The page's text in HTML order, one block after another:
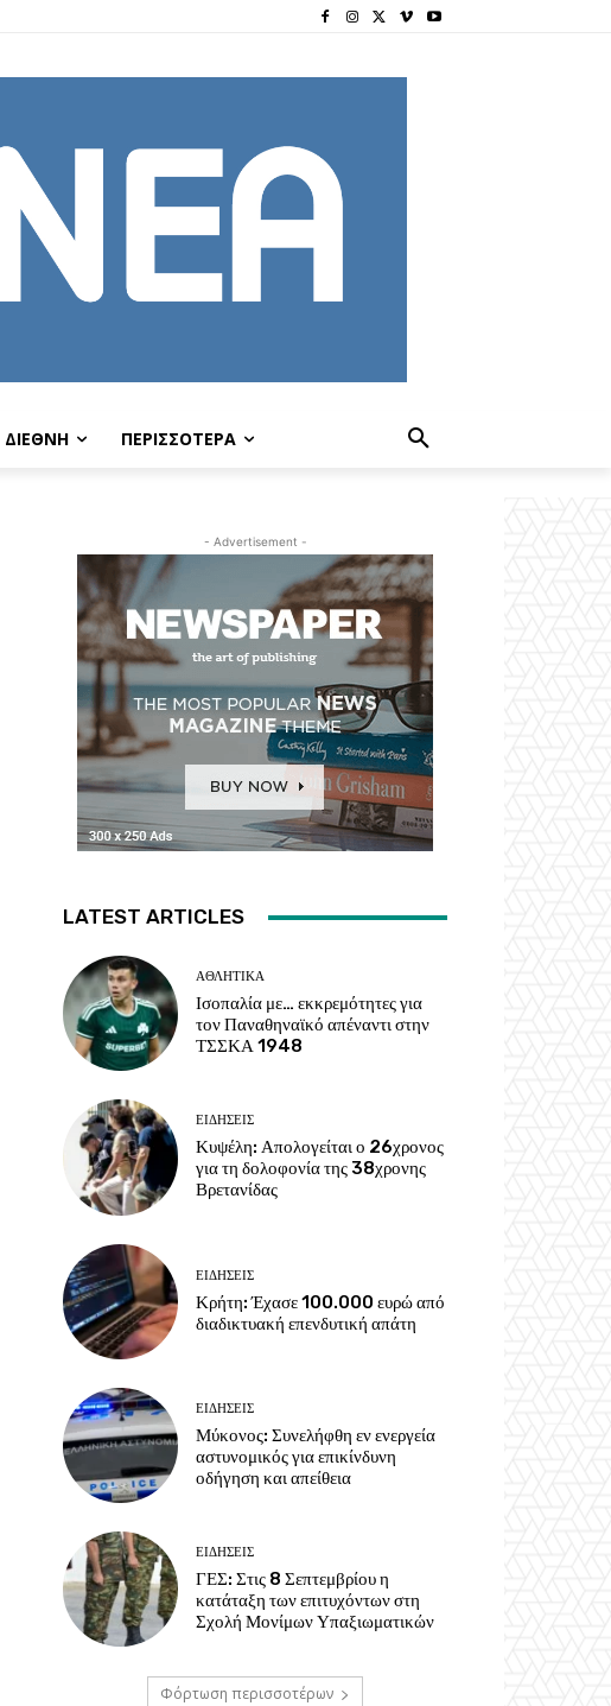
ΔΙΕΘΝΗ ΠΕΡΙΣΣΟΤΕΡΑ
- Advertisement -
LATEST ARTICLES
ΑΘΛΗΤΙΚΑ
Ισοπαλία με… εκκρεμότητες για
τον Παναθηναϊκό απέναντι στην
ΤΣΣΚΑ 1948
ΕΙΔΗΣΕΙΣ
Κυψέλη: Απολογείται ο 26χρονος
για τη δολοφονία της 38χρονης
Βρετανίδας
ΕΙΔΗΣΕΙΣ
Κρήτη: Έχασε 100.000 ευρώ από
διαδικτυακή επενδυτική απάτη
ΕΙΔΗΣΕΙΣ
Μύκονος: Συνελήφθη εν ενεργεία
αστυνομικός για επικίνδυνη
οδήγηση και απείθεια
ΕΙΔΗΣΕΙΣ
ΓΕΣ: Στις 8 Σεπτεμβρίου η
κατάταξη των επιτυχόντων στη
Σχολή Μονίμων Υπαξιωματικών
Φόρτωση περισσοτέρων